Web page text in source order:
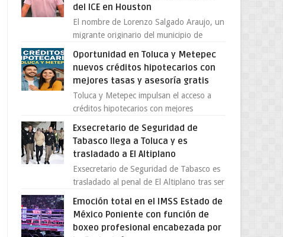
del ICE en Houston
El nombre de Lorenzo Salgado Araujo, un
migrante originario del municipio de
convertido en el centro de un...
Oportunidad en Toluca y Metepec
nuevos créditos hipotecarios con
mejores tasas y asesoría gratis
Toluca y Metepec impulsan el acceso a
créditos hipotecarios con mejores
emprendedores Con la creciente neces...
Exsecretario de Seguridad de
Tabasco llega a Toluca y es
trasladado a El Altiplano
Exsecretario de Seguridad de Tabasco es
trasladado al penal de El Altiplano tras ser
Emoción total en el IMSS Estado de
México Poniente con función de
boxeo profesional encabezada por